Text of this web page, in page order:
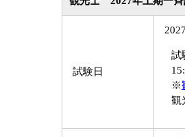
試験日
試
※
観